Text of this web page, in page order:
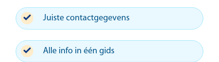
Juiste contactgegevens
Alle info in één gids